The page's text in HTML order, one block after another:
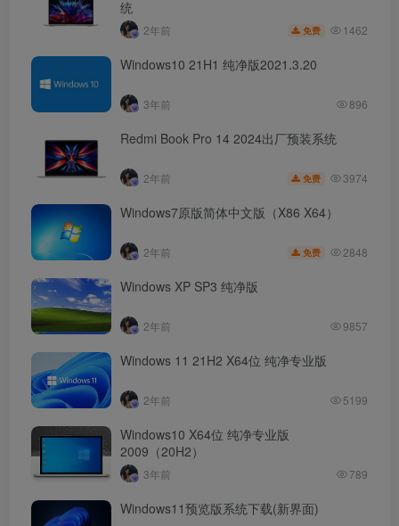
统
2年前 免费 1462
Windows10 21H1 纯净版2021.3.20
3年前 896
Redmi Book Pro 14 2024出厂预装系统
2年前 免费 3974
Windows7原版简体中文版（X86 X64）
2年前 免费 2848
Windows XP SP3 纯净版
2年前 9857
Windows 11 21H2 X64位 纯净专业版
2年前 5199
Windows10 X64位 纯净专业版
2009（20H2）
3年前 789
Windows11预览版系统下载(新界面)